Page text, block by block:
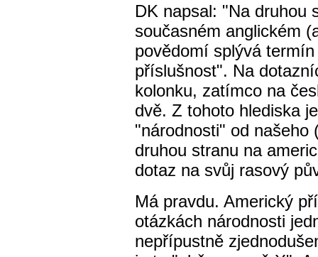
DK napsal: "Na druhou
současném anglickém
povědomí splývá
příslušnost". Na
kolonku, zatímco na
dvě. Z tohoto hlediska
"národnosti" od našeho
druhou stranu na
dotaz na svůj rasový
Má pravdu. Americký
otázkách národnosti
nepřípustně